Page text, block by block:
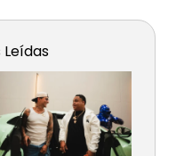
Leídas